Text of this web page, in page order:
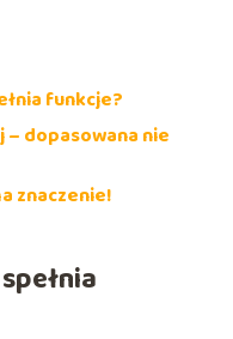
funkcje?
dopasowana nie
znaczenie!